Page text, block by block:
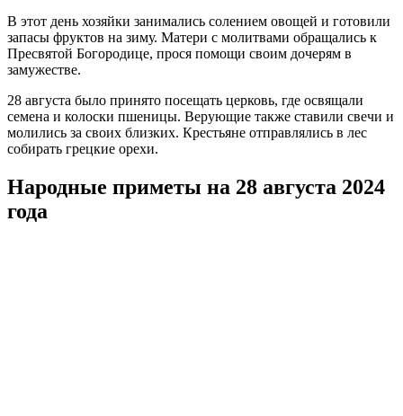
В этот день хозяйки занимались солением овощей и готовили
запасы фруктов на зиму. Матери с молитвами обращались к
Пресвятой Богородице, прося помощи своим дочерям в
замужестве.
28 августа было принято посещать церковь, где освящали
семена и колоски пшеницы. Верующие также ставили свечи и
молились за своих близких. Крестьяне отправлялись в лес
собирать грецкие орехи.
Народные приметы на 28 августа 2024
года